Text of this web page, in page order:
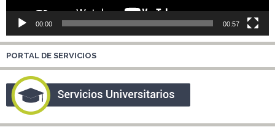
00:00 00:57
PORTAL DE SERVICIOS